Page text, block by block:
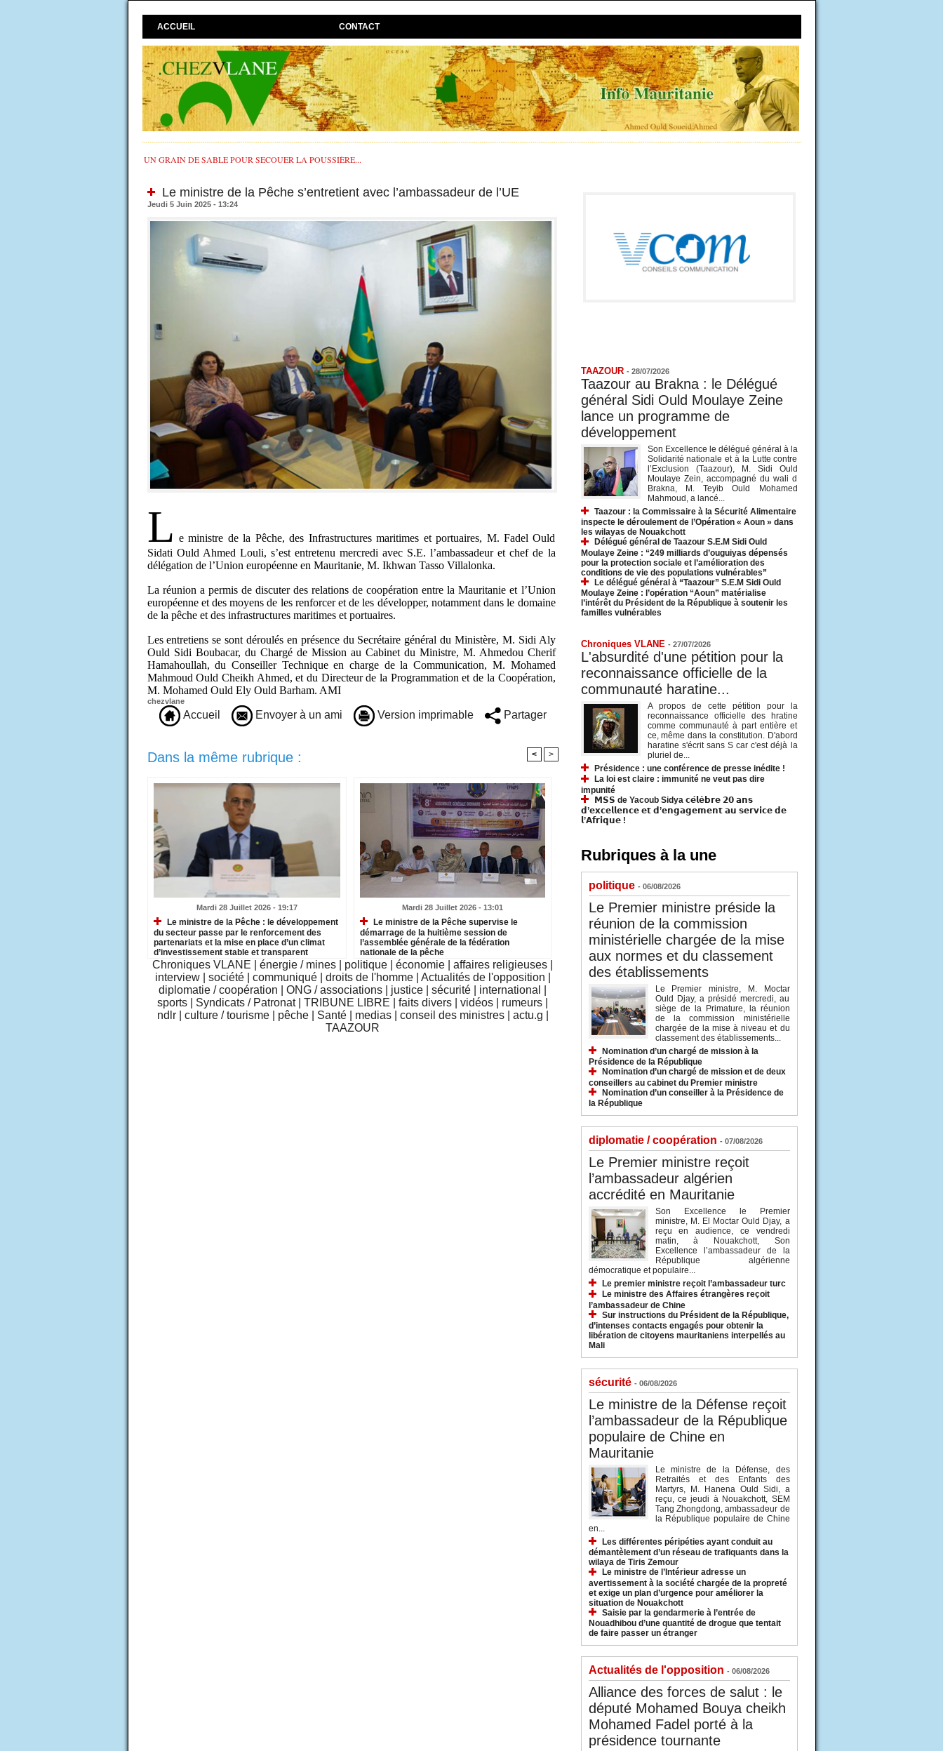
ACCUEIL CONTACT
UN GRAIN DE SABLE POUR SECOUER LA POUSSIÈRE...
Le ministre de la Pêche s’entretient avec l’ambassadeur de l’UE
Jeudi 5 Juin 2025 - 13:24
L e ministre de la Pêche, des Infrastructures maritimes et portuaires, M. Fadel Ould
Sidati Ould Ahmed Louli, s’est entretenu mercredi avec S.E. l’ambassadeur et chef de la
délégation de l’Union européenne en Mauritanie, M. Ikhwan Tasso Villalonka.
La réunion a permis de discuter des relations de coopération entre la Mauritanie et l’Union
européenne et des moyens de les renforcer et de les développer, notamment dans le domaine
de la pêche et des infrastructures maritimes et portuaires.
Les entretiens se sont déroulés en présence du Secrétaire général du Ministère, M. Sidi Aly
Ould Sidi Boubacar, du Chargé de Mission au Cabinet du Ministre, M. Ahmedou Cherif
Hamahoullah, du Conseiller Technique en charge de la Communication, M. Mohamed
Mahmoud Ould Cheikh Ahmed, et du Directeur de la Programmation et de la Coopération,
M. Mohamed Ould Ely Ould Barham. AMI
chezvlane
Accueil Envoyer à un ami Version imprimable Partager
Dans la même rubrique : < >
Mardi 28 Juillet 2026 - 19:17
Le ministre de la Pêche : le développement
du secteur passe par le renforcement des
partenariats et la mise en place d’un climat
d’investissement stable et transparent
Mardi 28 Juillet 2026 - 13:01
Le ministre de la Pêche supervise le
démarrage de la huitième session de
l’assemblée générale de la fédération
nationale de la pêche
Chroniques VLANE énergie / mines politique économie affaires religieuses
interview
société communiqué droits de l'homme Actualités de l'opposition
diplomatie / coopération
ONG / associations justice sécurité international
sports
Syndicats / Patronat TRIBUNE LIBRE faits divers vidéos rumeurs
ndlr
culture / tourisme pêche Santé medias conseil des ministres actu.g
TAAZOUR
TAAZOUR - 28/07/2026
Taazour au Brakna : le Délégué
général Sidi Ould Moulaye Zeine
lance un programme de
développement
Son Excellence le délégué général à la
Solidarité nationale et à la Lutte contre
l’Exclusion (Taazour), M. Sidi Ould
Moulaye Zein, accompagné du wali d
Brakna, M. Teyib Ould Mohamed
Mahmoud, a lancé...
Taazour : la Commissaire à la Sécurité Alimentaire
inspecte le déroulement de l’Opération « Aoun » dans
les wilayas de Nouakchott
Délégué général de Taazour S.E.M Sidi Ould
Moulaye Zeine : “249 milliards d’ouguiyas dépensés
pour la protection sociale et l’amélioration des
conditions de vie des populations vulnérables”
Le délégué général à “Taazour” S.E.M Sidi Ould
Moulaye Zeine : l’opération “Aoun” matérialise
l’intérêt du Président de la République à soutenir les
familles vulnérables
Chroniques VLANE - 27/07/2026
L'absurdité d'une pétition pour la
reconnaissance officielle de la
communauté haratine...
A propos de cette pétition pour la
reconnaissance officielle des hratine
comme communauté à part entière et
ce, même dans la constitution. D'abord
haratine s'écrit sans S car c'est déjà la
pluriel de...
Présidence : une conférence de presse inédite !
La loi est claire : immunité ne veut pas dire
impunité
𝗠𝗦𝗦 de Yacoub Sidya 𝗰𝗲́𝗹𝗲̀𝗯𝗿𝗲 𝟮𝟬 𝗮𝗻𝘀
𝗱’𝗲𝘅𝗰𝗲𝗹𝗹𝗲𝗻𝗰𝗲 𝗲𝘁 𝗱’𝗲𝗻𝗴𝗮𝗴𝗲𝗺𝗲𝗻𝘁 𝗮𝘂 𝘀𝗲𝗿𝘃𝗶𝗰𝗲 𝗱𝗲
𝗹’𝗔𝗳𝗿𝗶𝗾𝘂𝗲 !
Rubriques à la une
politique - 06/08/2026
Le Premier ministre préside la
réunion de la commission
ministérielle chargée de la mise
aux normes et du classement
des établissements
Le Premier ministre, M. Moctar
Ould Djay, a présidé mercredi, au
siège de la Primature, la réunion
de la commission ministérielle
chargée de la mise à niveau et du
classement des établissements...
Nomination d’un chargé de mission à la
Présidence de la République
Nomination d’un chargé de mission et de deux
conseillers au cabinet du Premier ministre
Nomination d’un conseiller à la Présidence de
la République
diplomatie / coopération - 07/08/2026
Le Premier ministre reçoit
l’ambassadeur algérien
accrédité en Mauritanie
Son Excellence le Premier
ministre, M. El Moctar Ould Djay, a
reçu en audience, ce vendredi
matin, à Nouakchott, Son
Excellence l’ambassadeur de la
République algérienne
démocratique et populaire...
Le premier ministre reçoit l’ambassadeur turc
Le ministre des Affaires étrangères reçoit
l’ambassadeur de Chine
Sur instructions du Président de la République,
d’intenses contacts engagés pour obtenir la
libération de citoyens mauritaniens interpellés au
Mali
sécurité - 06/08/2026
Le ministre de la Défense reçoit
l’ambassadeur de la République
populaire de Chine en
Mauritanie
Le ministre de la Défense, des
Retraités et des Enfants des
Martyrs, M. Hanena Ould Sidi, a
reçu, ce jeudi à Nouakchott, SEM
Tang Zhongdong, ambassadeur de
la République populaire de Chine
en...
Les différentes péripéties ayant conduit au
démantèlement d’un réseau de trafiquants dans la
wilaya de Tiris Zemour
Le ministre de l’Intérieur adresse un
avertissement à la société chargée de la propreté
et exige un plan d’urgence pour améliorer la
situation de Nouakchott
Saisie par la gendarmerie à l’entrée de
Nouadhibou d’une quantité de drogue que tentait
de faire passer un étranger
Actualités de l'opposition - 06/08/2026
Alliance des forces de salut : le
député Mohamed Bouya cheikh
Mohamed Fadel porté à la
présidence tournante